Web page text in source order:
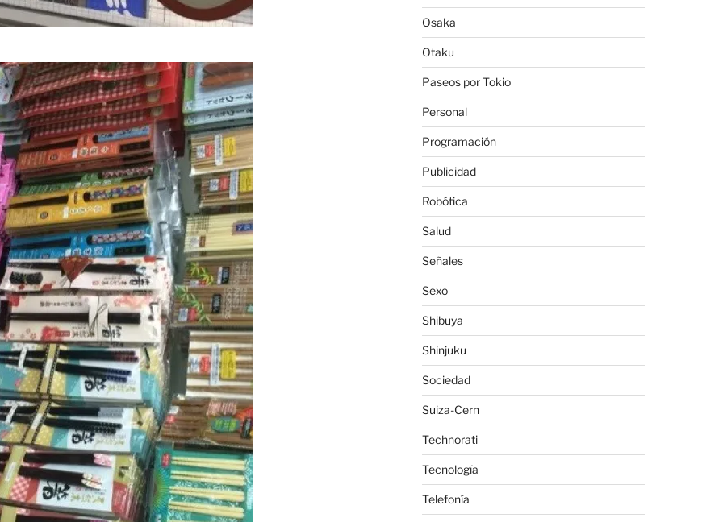
Osaka
Otaku
Paseos por Tokio
Personal
Programación
Publicidad
Robótica
Salud
Señales
Sexo
Shibuya
Shinjuku
Sociedad
Suiza-Cern
Technorati
Tecnología
Telefonía